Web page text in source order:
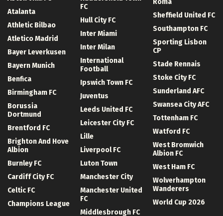
Atalanta
Athletic Bilbao
Atletico Madrid
Bayer Leverkusen
Bayern Munich
Benfica
Birmingham FC
Borussia
Dortmund
Brentford FC
Brighton And Hove
Albion
Burnley FC
Cardiff City FC
Celtic FC
Champions League
FC
Hull City FC
Inter Miami
Inter Milan
International
Football
Ipswich Town FC
Juventus
Leeds United FC
Leicester City FC
Lille
Liverpool FC
Luton Town
Manchester City
Manchester United
FC
Middlesbrough FC
Roma
Sheffield United FC
Southampton FC
Sporting Lisbon
CP
Stade Rennais
Stoke City FC
Sunderland AFC
Swansea City AFC
Tottenham FC
Watford FC
West Bromwich
Albion FC
West Ham FC
Wolverhampton
Wanderers
World Cup 2026